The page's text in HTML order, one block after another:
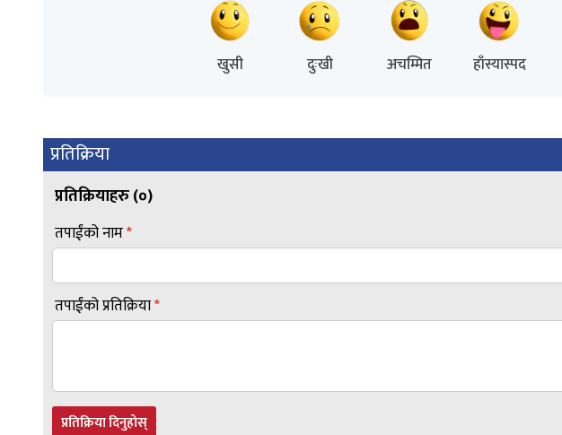
खुसी दुःखी अचम्मित हाँस्यास्पद
प्रतिक्रिया
प्रतिक्रियाहरु (०)
तपाईंको नाम*
तपाईंको प्रतिक्रिया*
प्रतिक्रिया दिनुहोस्